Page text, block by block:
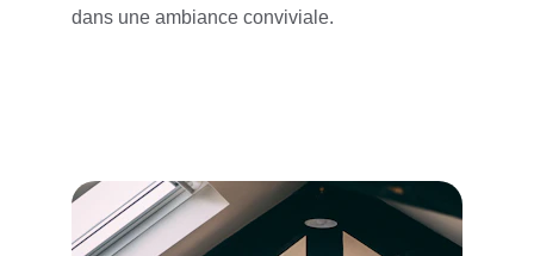
dans une ambiance conviviale.